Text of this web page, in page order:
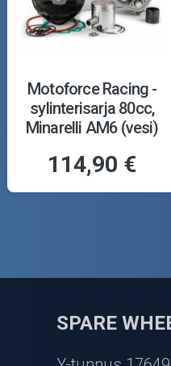
Motoforce Racing -
sylinterisarja 80cc,
Minarelli AM6 (vesi)
114,90 €
SPARE